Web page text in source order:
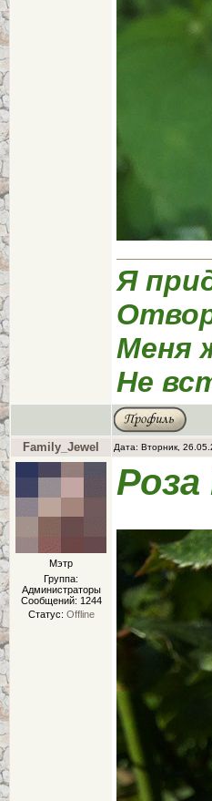
Я
Меня
Не
Family_Jewel Дата: Вторник,
Мэтр
Группа:
Администраторы
Сообщений: 1244
Статус: Offline
Роза